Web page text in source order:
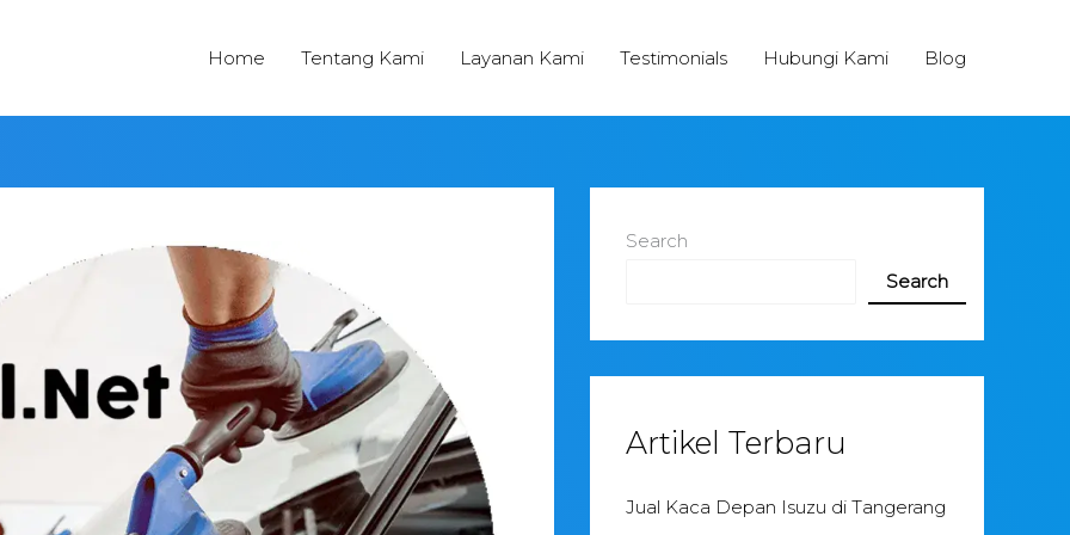
Home Tentang Kami Layanan Kami Testimonials Hubungi Kami Blog
Search
Search
Artikel Terbaru
Jual Kaca Depan Isuzu di Tangerang